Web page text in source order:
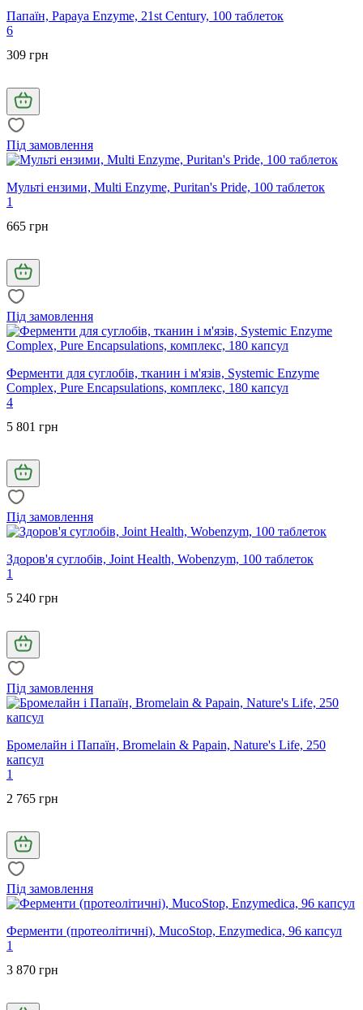
Папаїн, Papaya Enzyme, 21st Century, 100 таблеток
6
309 грн
Під замовлення
Мульті ензими, Multi Enzyme, Puritan's Pride, 100 таблеток
1
665 грн
Під замовлення
Ферменти для суглобів, тканин і м'язів, Systemic Enzyme
Complex, Pure Encapsulations, комплекс, 180 капсул
4
5 801 грн
Під замовлення
Здоров'я суглобів, Joint Health, Wobenzym, 100 таблеток
1
5 240 грн
Під замовлення
Бромелайн і Папаїн, Bromelain & Papain, Nature's Life, 250
капсул
1
2 765 грн
Під замовлення
Ферменти (протеолітичні), MucoStop, Enzymedica, 96 капсул
1
3 870 грн